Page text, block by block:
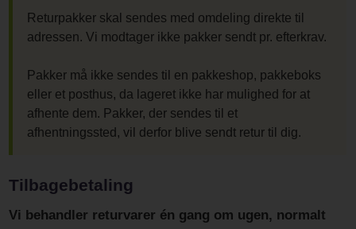
Returpakker skal sendes med omdeling direkte til
adressen. Vi modtager ikke pakker sendt pr. efterkrav.
Pakker må ikke sendes til en pakkeshop, pakkeboks
eller et posthus, da lageret ikke har mulighed for at
afhente dem. Pakker, der sendes til et
afhentningssted, vil derfor blive sendt retur til dig.
Tilbagebetaling
Vi behandler returvarer én gang om ugen, normalt